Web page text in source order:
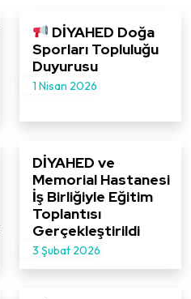
DİYAHED Doğa
Sporları Topluluğu
Duyurusu
1 Nisan 2026
DİYAHED ve
Memorial Hastanesi
İş Birliğiyle Eğitim
Toplantısı
Gerçekleştirildi
3 Şubat 2026